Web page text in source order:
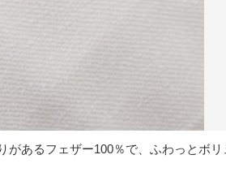
があるフェザー100％で、ふわっとボ